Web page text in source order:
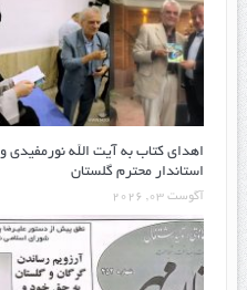
اهدای کتاب به آیت الله نورمفیدی و
استاندار محترم گلستان
آگوست 03, 2026